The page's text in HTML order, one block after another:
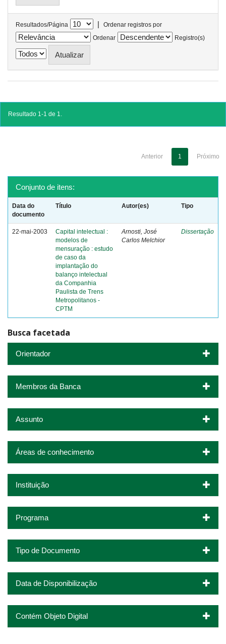
Resultados/Página |
Ordenar registros por
Ordenar
Registro(s)
Resultado 1-1 de 1.
Anterior 1 Próximo
Conjunto de itens:
Data do
documento
Título Autor(es) Tipo
22-mai-2003
Capital intelectual :
modelos de
mensuração : estudo
de caso da
implantação do
balanço intelectual
da Companhia
Paulista de Trens
Metropolitanos -
CPTM
Arnosti, José
Carlos Melchior
Dissertação
Busca facetada
Orientador
Membros da Banca
Assunto
Áreas de conhecimento
Instituição
Programa
Tipo de Documento
Data de Disponibilização
Contém Objeto Digital